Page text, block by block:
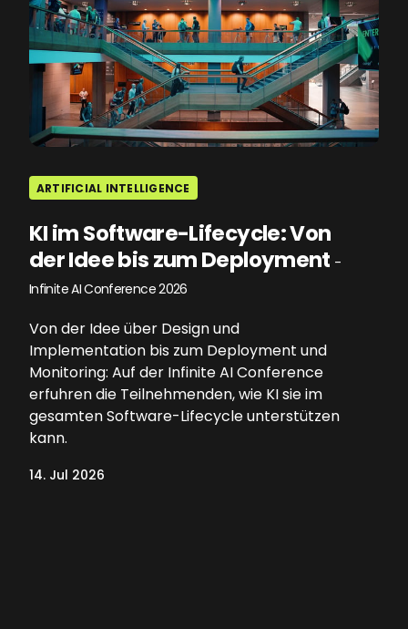
ARTIFICIAL INTELLIGENCE
KI im Software-Lifecycle: Von
der Idee bis zum Deployment -
Infinite AI Conference 2026
Von der Idee über Design und
Implementation bis zum Deployment und
Monitoring: Auf der Infinite AI Conference
erfuhren die Teilnehmenden, wie KI sie im
gesamten Software-Lifecycle unterstützen
kann.
14. Jul 2026